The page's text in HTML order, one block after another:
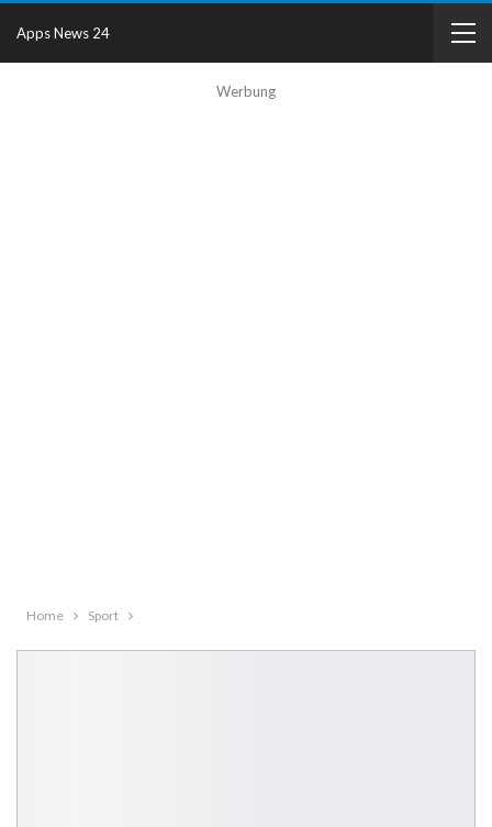
Werbung
Apps News 24
Home Sport